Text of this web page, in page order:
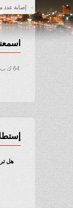
إصابة
64 ك ب/ث
هل